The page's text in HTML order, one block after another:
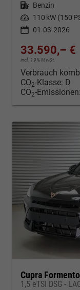
Kraftstoff Benzin
Leistung 110 kW (150
01.03.2026
33.590,– €
incl. 19% MwSt.
Verbrauch
CO2-Klasse: D
CO2-Emissionen:
Cupra
1,5 eTSI DSG -